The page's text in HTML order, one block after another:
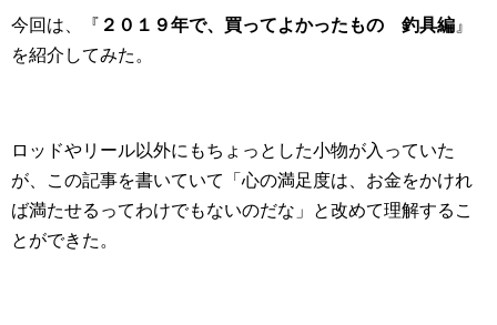
今回は、『 ２０１９年で、買ってよかったもの 釣具編 』
を紹介してみた。
ロッドやリール以外にもちょっとした小物が入っていた
が、この記事を書いていて「心の満足度は、お金をかけれ
ば満たせるってわけでもないのだな」と改めて理解するこ
とができた。